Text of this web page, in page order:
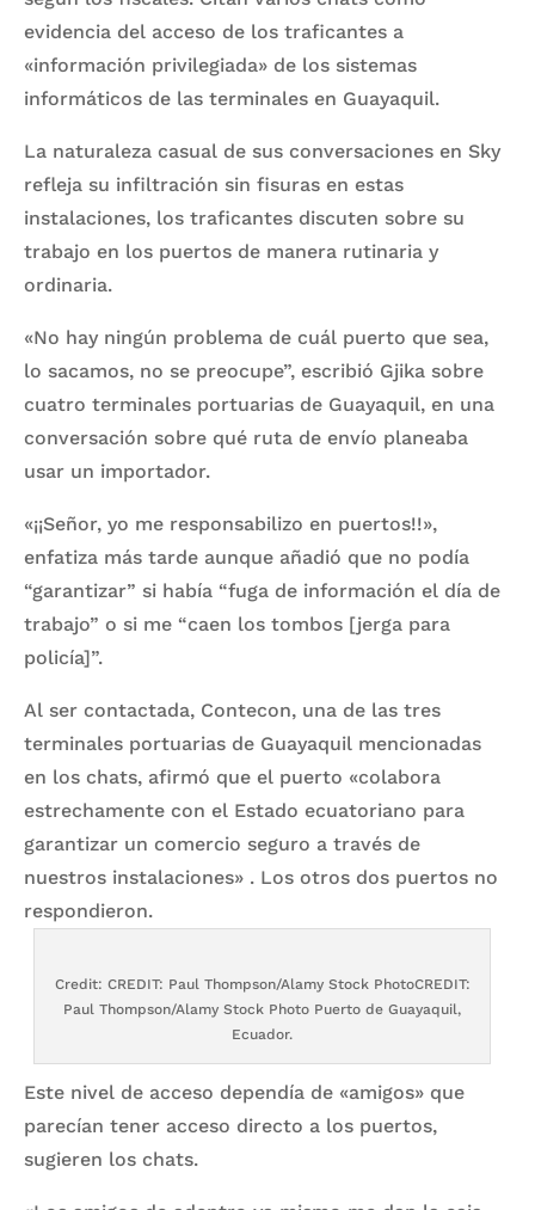
evidencia del acceso de los traficantes a
«información privilegiada» de los sistemas
informáticos de las terminales en Guayaquil.
La naturaleza casual de sus conversaciones en Sky
refleja su infiltración sin fisuras en estas
instalaciones, los traficantes discuten sobre su
trabajo en los puertos de manera rutinaria y
ordinaria.
«No hay ningún problema de cuál puerto que sea,
lo sacamos, no se preocupe”, escribió Gjika sobre
cuatro terminales portuarias de Guayaquil, en una
conversación sobre qué ruta de envío planeaba
usar un importador.
«¡¡Señor, yo me responsabilizo en puertos!!»,
enfatiza más tarde aunque añadió que no podía
“garantizar” si había “fuga de información el día de
trabajo” o si me “caen los tombos [jerga para
policía]”.
Al ser contactada, Contecon, una de las tres
terminales portuarias de Guayaquil mencionadas
en los chats, afirmó que el puerto «colabora
estrechamente con el Estado ecuatoriano para
garantizar un comercio seguro a través de
nuestros instalaciones» . Los otros dos puertos no
respondieron.
Credit: CREDIT: Paul Thompson/Alamy Stock PhotoCREDIT:
Paul Thompson/Alamy Stock Photo Puerto de Guayaquil,
Ecuador.
Este nivel de acceso dependía de «amigos» que
parecían tener acceso directo a los puertos,
sugieren los chats.